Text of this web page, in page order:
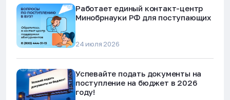
Работает единый контакт-центр
Минобрнауки РФ для поступающих
24 июля 2026
Успевайте подать документы на
поступление на бюджет в 2026
году!